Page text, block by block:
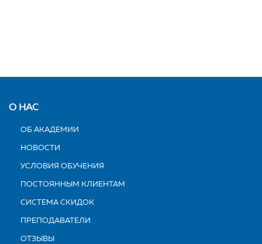
О НАС
ОБ АКАДЕМИИ
НОВОСТИ
УСЛОВИЯ ОБУЧЕНИЯ
ПОСТОЯННЫМ КЛИЕНТАМ
СИСТЕМА СКИДОК
ПРЕПОДАВАТЕЛИ
ОТЗЫВЫ